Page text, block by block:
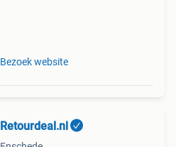
Bezoek website
Retourdeal.nl